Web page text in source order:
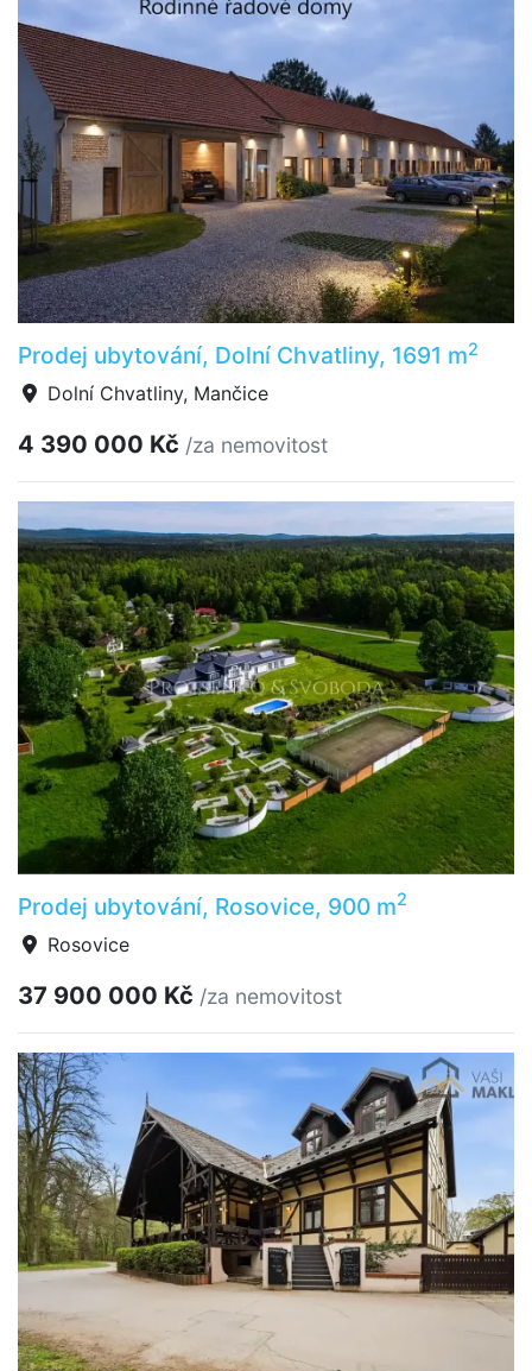
Prodej ubytování, Dolní Chvatliny, 1691 m2
Dolní Chvatliny, Mančice
4 390 000 Kč /za nemovitost
Prodej ubytování, Rosovice, 900 m2
Rosovice
37 900 000 Kč /za nemovitost